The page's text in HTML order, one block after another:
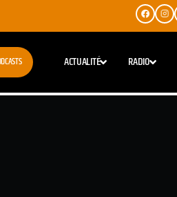
ACTUALITÉ RADIO